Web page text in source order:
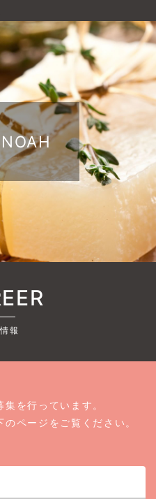
報
を行っています。
ページをご覧ください。